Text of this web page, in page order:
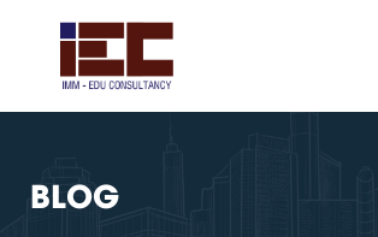
BLOG